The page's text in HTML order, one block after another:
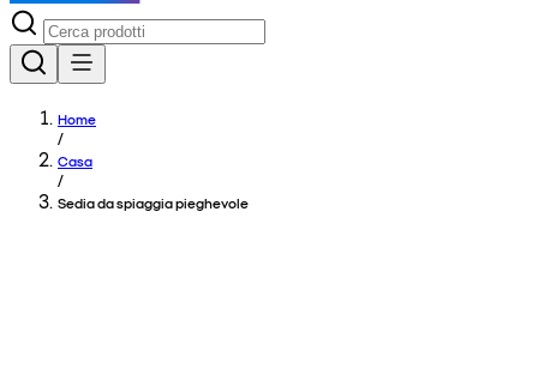
Home
/
Casa
/
Sedia da spiaggia pieghevole